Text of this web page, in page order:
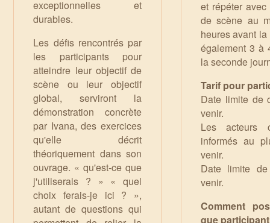
exceptionnelles et
durables.
Les défis rencontrés par
les participants pour
atteindre leur objectif de
scène ou leur objectif
global, serviront la
démonstration concrète
par Ivana, des exercices
qu'elle décrit
théoriquement dans son
ouvrage. « qu'est-ce que
j'utiliserais ? » « quel
choix ferais-je ici ? »,
autant de questions qui
et répéter
de scène au
heures avant
également 3 à
la seconde
Tarif pour
Date limite de
venir.
Les acteurs
informés au
venir.
Date limite
venir.
Comment
que